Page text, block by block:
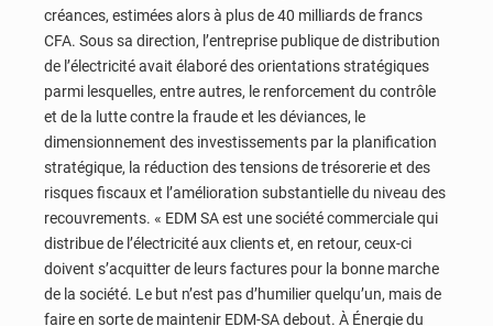
créances, estimées alors à plus de 40 milliards de francs
CFA. Sous sa direction, l’entreprise publique de distribution
de l’électricité avait élaboré des orientations stratégiques
parmi lesquelles, entre autres, le renforcement du contrôle
et de la lutte contre la fraude et les déviances, le
dimensionnement des investissements par la planification
stratégique, la réduction des tensions de trésorerie et des
risques fiscaux et l’amélioration substantielle du niveau des
recouvrements. « EDM SA est une société commerciale qui
distribue de l’électricité aux clients et, en retour, ceux-ci
doivent s’acquitter de leurs factures pour la bonne marche
de la société. Le but n’est pas d’humilier quelqu’un, mais de
faire en sorte de maintenir EDM-SA debout. À Énergie du